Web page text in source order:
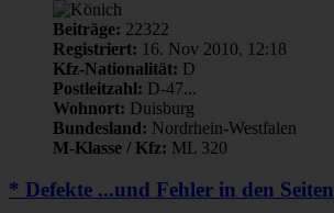
Beiträge: 22322
Registriert: 16. Nov 2010, 12:18
Kfz-Nationalität: D
Postleitzahl: D-47...
Wohnort: Duisburg
Bundesland: Nordrhein-Westfalen
M-Klasse / Kfz: ML 320
* Defekte ...und Fehler in den Seiten